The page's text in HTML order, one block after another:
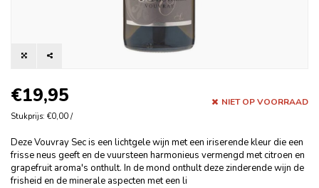
€19,95
Stukprijs: €0,00 /
NIET OP VOORRAAD
Deze Vouvray Sec is een lichtgele wijn met een iriserende kleur die een
frisse neus geeft en de vuursteen harmonieus vermengd met citroen en
grapefruit aroma's onthult. In de mond onthult deze zinderende wijn de
frisheid en de minerale aspecten met een li